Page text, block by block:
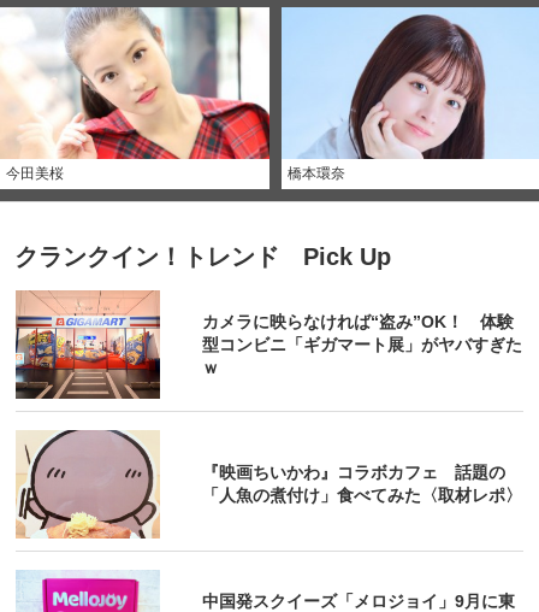
今田美桜 橋本環奈
クランクイン！トレンド Pick Up
カメラに映らなければ“盗み”OK！ 体験
型コンビニ「ギガマート展」がヤバすぎた
ｗ
『映画ちいかわ』コラボカフェ 話題の
「人魚の煮付け」食べてみた〈取材レポ〉
中国発スクイーズ「メロジョイ」9月に東